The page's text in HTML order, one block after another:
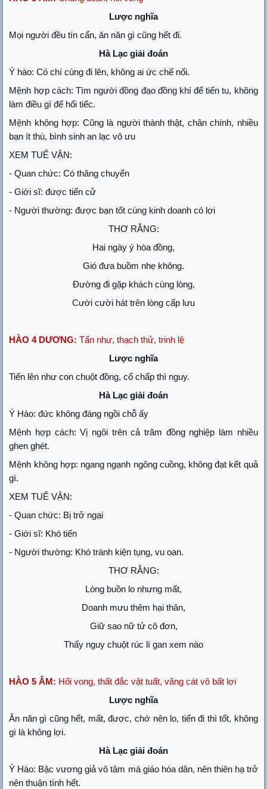
Lược nghĩa
Mọi người đều tín cẩn, ăn năn gì cũng hết đi.
Hà Lạc giải đoán
Ý hào: Có chí cùng đi lên, không ai ức chế nổi.
Mệnh hợp cách: Tìm người đồng đạo đồng khí để tiến tu, không
làm điều gì để hối tiếc.
Mệnh không hợp: Cũng là người thành thật, chân chính, nhiều
bạn ít thù, bình sinh an lạc vô ưu
XEM TUẾ VẬN:
- Quan chức: Có thăng chuyển
- Giới sĩ: được tiến cử
- Người thường: được bạn tốt cùng kinh doanh có lợi
THƠ RẰNG:
Hai ngày ý hòa đồng,
Gió đưa buồm nhẹ không.
Đường đi gặp khách cùng lòng,
Cười cười hát trên lòng cấp lưu
HÀO 4 DƯƠNG:Tấn như, thạch thử, trinh lệ
Lược nghĩa
Tiến lên như con chuột đồng, cố chấp thì nguy.
Hà Lạc giải đoán
Ý Hào: đức không đáng ngồi chỗ ấy
Mệnh hợp cách: Vị ngôi trên cả trăm đồng nghiệp làm nhiều
ghen ghét.
Mệnh không hợp: ngang ngạnh ngông cuồng, không đạt kết quả
gì.
XEM TUẾ VẬN:
- Quan chức: Bị trở ngại
- Giới sĩ: Khó tiến
- Người thường: Khó tránh kiện tụng, vu oan.
THƠ RẰNG:
Lòng buồn lo nhưng mất,
Doanh mưu thêm hại thân,
Giữ sao nữ tử cô đơn,
Thấy nguy chuột rúc lì gan xem nào
HÀO 5 ÂM: Hối vong, thất đắc vật tuất, vãng cát vô bất lợi
Lược nghĩa
Ăn năn gì cũng hết, mất, được, chớ nên lo, tiến đi thì tốt, không
gì là không lợi.
Hà Lạc giải đoán
Ý Hào: Bậc vương giả vô tâm mà giáo hóa dân, nên thiên hạ trở
nên thuận tình hết.